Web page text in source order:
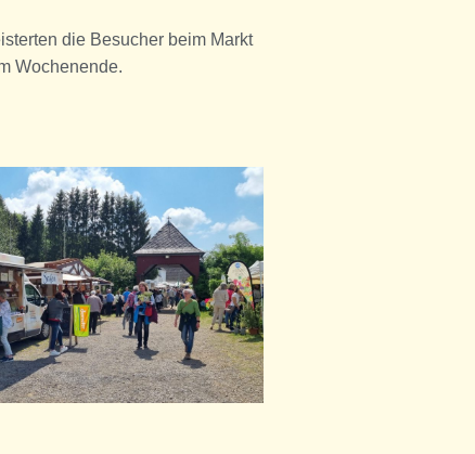
die Besucher beim Markt
Wochenende.